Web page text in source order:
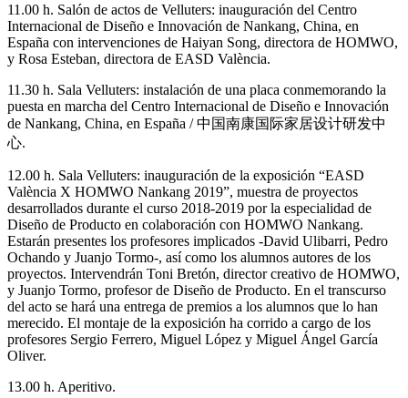
11.00 h. Salón de actos de Velluters: inauguración del Centro
Internacional de Diseño e Innovación de Nankang, China, en
España con intervenciones de Haiyan Song, directora de HOMWO,
y Rosa Esteban, directora de EASD València.
11.30 h. Sala Velluters: instalación de una placa conmemorando la
puesta en marcha del Centro Internacional de Diseño e Innovación
de Nankang, China, en España / 中国南康国际家居设计研发中
心.
12.00 h. Sala Velluters: inauguración de la exposición “EASD
València X HOMWO Nankang 2019”, muestra de proyectos
desarrollados durante el curso 2018-2019 por la especialidad de
Diseño de Producto en colaboración con HOMWO Nankang.
Estarán presentes los profesores implicados -David Ulibarri, Pedro
Ochando y Juanjo Tormo-, así como los alumnos autores de los
proyectos. Intervendrán Toni Bretón, director creativo de HOMWO,
y Juanjo Tormo, profesor de Diseño de Producto. En el transcurso
del acto se hará una entrega de premios a los alumnos que lo han
merecido. El montaje de la exposición ha corrido a cargo de los
profesores Sergio Ferrero, Miguel López y Miguel Ángel García
Oliver.
13.00 h. Aperitivo.